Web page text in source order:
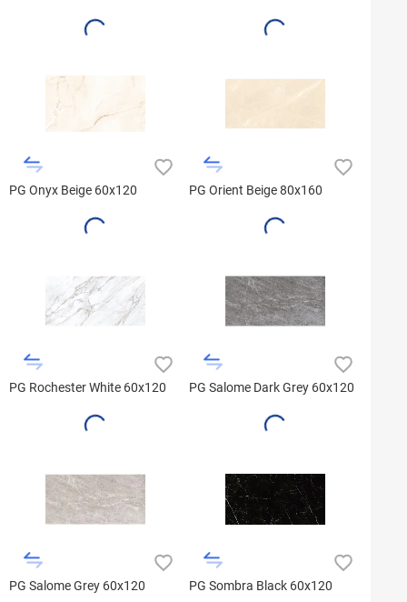
PG Onyx Beige 60x120 PG Orient Beige 80x160
PG Rochester White 60x120 PG Salome Dark Grey 60x120
PG Salome Grey 60x120 PG Sombra Black 60x120